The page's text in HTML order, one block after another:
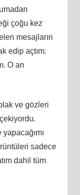
çoğu kez
mesajların
edip açtım.
O an
ve gözleri
sadece
dahil tüm